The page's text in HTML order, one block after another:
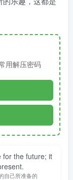
用解压密码
for the future; it
自己所准备的